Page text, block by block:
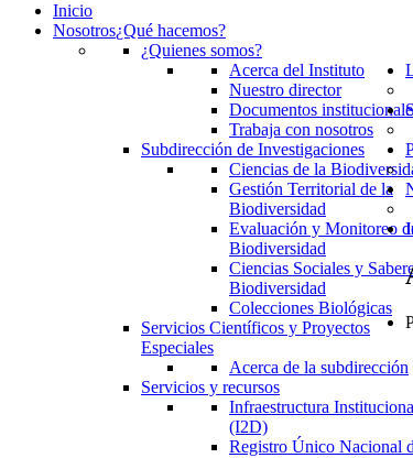
Inicio
Nosotros¿Qué hacemos?
¿Quienes somos?
Acerca del Instituto
Nuestro director
Documentos
Trabaja con nosotros
Subdirección de Investigaciones
Ciencias de la
Gestión Territorial de la
Biodiversidad
Evaluación y Monitoreo
Biodiversidad
Ciencias Sociales y
Biodiversidad
Colecciones Biológicas
Servicios Científicos y Proyectos
Especiales
Acerca de la subdirección
Servicios y recursos
Infraestructura
(I2D)
Registro Único Nacional